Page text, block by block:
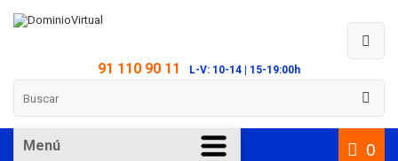
91 110 90 11 L-V: 10-14 | 15-19:00h
0
Menú